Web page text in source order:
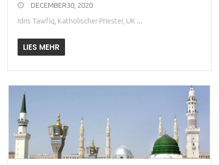
DECEMBER30, 2020
Idris Tawfiq, Katholischer Priester, UK ...
LIES MEHR